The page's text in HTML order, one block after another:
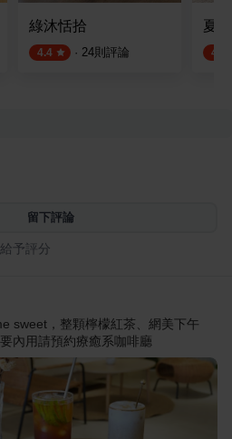
綠沐恬拾
4.4 · 24則評論
夏
4.8
留下評論
給予評分
sweet，整顆檸檬紅茶、網美下午
內用請預約療癒系咖啡廳